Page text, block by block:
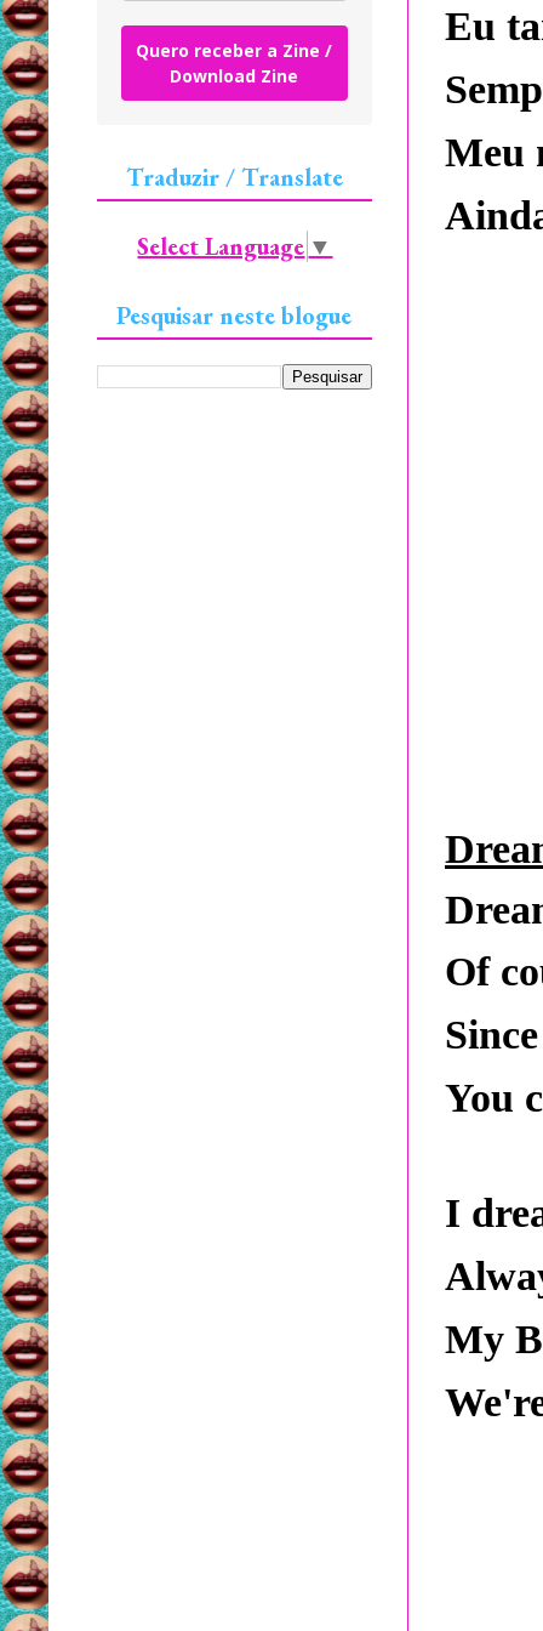
Eu
Meu
Of
You
I
My
Quero receber a Zine /
Download Zine
Traduzir / Translate
Select Language ▼
Pesquisar neste blogue